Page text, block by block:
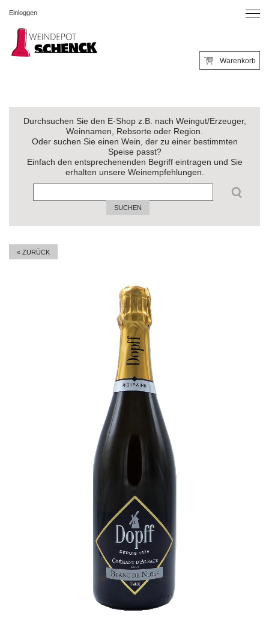
Einloggen
Warenkorb
Durchsuchen Sie den E-Shop z.B. nach Weingut/Erzeuger,
Weinnamen, Rebsorte oder Region.
Oder suchen Sie einen Wein, der zu einer bestimmten
Speise passt?
Einfach den entsprechenenden Begriff eintragen und Sie
erhalten unsere Weinempfehlungen.
SUCHEN
« ZURÜCK